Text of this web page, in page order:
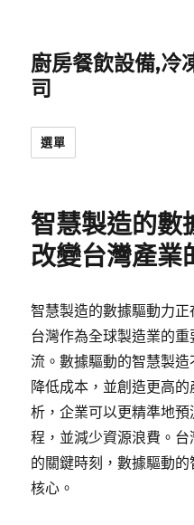
廚房餐飲設備,冷
司
選單
智慧製造的數
改變台灣產業
智慧製造的數據驅動力正
台灣作為全球製造業的
流。數據驅動的智慧製
降低成本，並創造更高
析，企業可以更精準地
程，並減少資源浪費。
的關鍵時刻，數據驅動
核心。